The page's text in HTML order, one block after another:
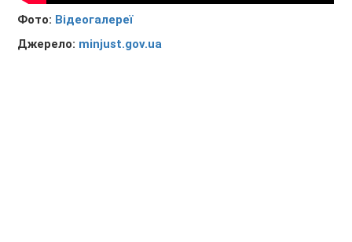
Фото: Відеогалереї
Джерело: minjust.gov.ua